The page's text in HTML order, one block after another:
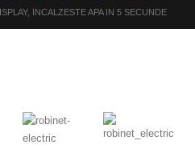
INCALZESTE APA IN 5 SECUNDE